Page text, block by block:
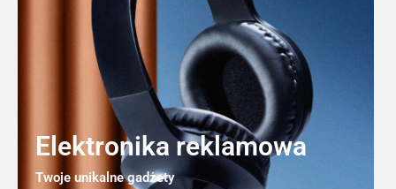
Elektronika reklamowa
Twoje unikalne gadżety